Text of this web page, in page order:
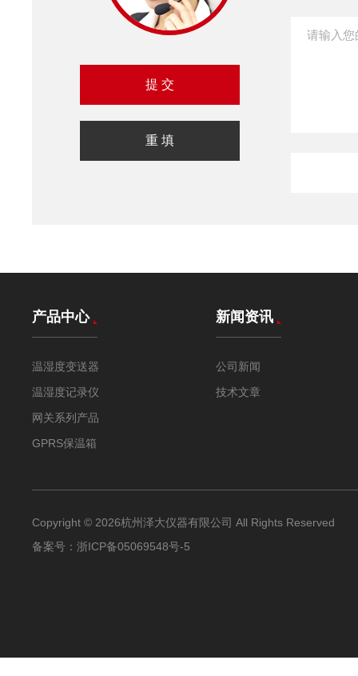
产品中心
温湿度变送器
温湿度记录仪
网关系列产品
GPRS保温箱
新闻资讯
公司新闻
技术文章
Copyright © 2026杭州泽大仪器有限公司 All Rights Reserved
备案号： 浙ICP备05069548号-5